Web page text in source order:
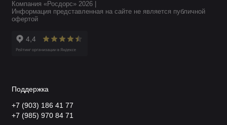
Компания «Росдорс» 2026 |
Информация представленная на сайте не является публичной
офертой
Поддержка
+7 (903) 186 41 77
+7 (985) 970 84 71